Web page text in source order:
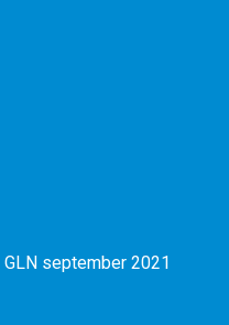
GLN september 2021